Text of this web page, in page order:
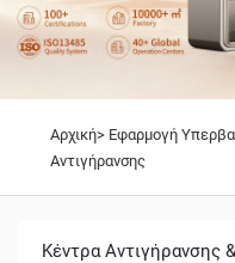
Αρχική> Εφαρμογή
Αντιγήρανσης
Κέντρα Αντιγήρανσης &